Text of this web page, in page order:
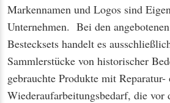
Markennamen und Logos sind
Unternehmen. Bei den
Bestecksets handelt es
Sammlerstücke von historischer
gebrauchte Produkte mit Reparatur-
Wiederaufarbeitungsbedarf, die vor